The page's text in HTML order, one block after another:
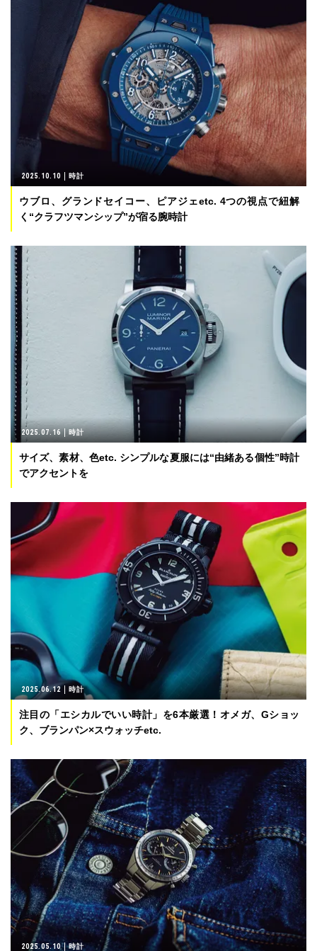
2025.10.10 時計
ウブロ、グランドセイコー、ピアジェetc. 4つの視点で紐解
く“クラフツマンシップ”が宿る腕時計
2025.07.16 時計
サイズ、素材、色etc. シンプルな夏服には“由緒ある個性”時計
でアクセントを
2025.06.12 時計
注目の「エシカルでいい時計」を6本厳選！オメガ、Gショッ
ク、ブランパン×スウォッチetc.
2025.05.10 時計